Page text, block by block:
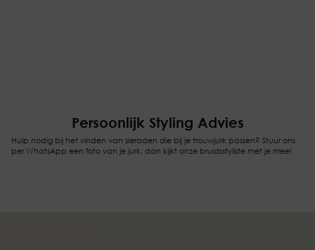
Persoonlijk Styling Advies
Hulp nodig bij het vinden van sieraden die bij je trouwjurk passen? Stuur ons
per WhatsApp een foto van je jurk, dan kijkt onze bruidsstyliste met je mee!